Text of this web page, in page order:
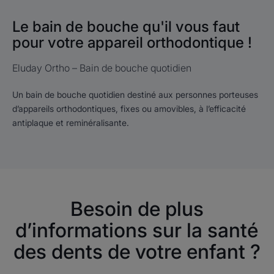
Le bain de bouche qu'il vous faut
pour votre appareil orthodontique !
Eluday Ortho – Bain de bouche quotidien
Un bain de bouche quotidien destiné aux personnes porteuses
d’appareils orthodontiques, fixes ou amovibles, à l’efficacité
antiplaque et reminéralisante.
Besoin de plus
d’informations sur la santé
des dents de votre enfant ?